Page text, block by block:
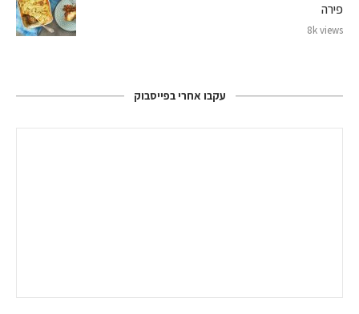
פירה
8k views
עקבו אחרי בפייסבוק